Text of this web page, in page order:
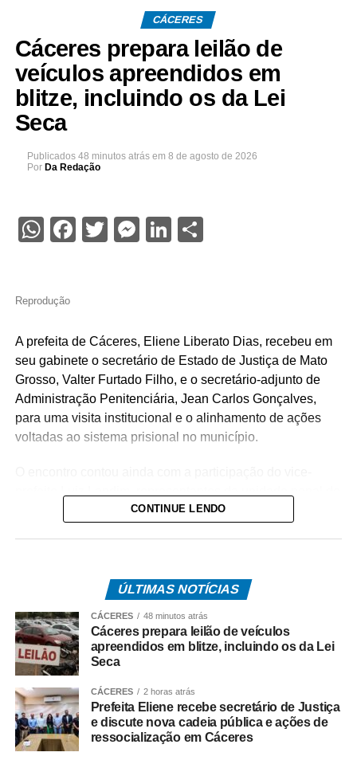
CÁCERES
Cáceres prepara leilão de
veículos apreendidos em
blitze, incluindo os da Lei
Seca
Publicados 48 minutos atrás em 8 de agosto de 2026
Por Da Redação
WhatsApp
Facebook
Twitter
Messenger
LinkedIn
Share
Reprodução
A prefeita de Cáceres, Eliene Liberato Dias, recebeu em
seu gabinete o secretário de Estado de Justiça de Mato
Grosso, Valter Furtado Filho, e o secretário-adjunto de
Administração Penitenciária, Jean Carlos Gonçalves,
para uma visita institucional e o alinhamento de ações
voltadas ao sistema prisional no município.
Cáceres e secretários municipais.
empreendimento que deverá ampliar e modernizar a
estrutura penitenciária do município, proporcionando
melhores condições de funcionamento do sistema e
fortalecendo as políticas de segurança pública na região.
Durante a reunião, os representantes do Governo de
Mato Grosso também reforçaram a importância das
políticas de ressocialização, qualificação profissional e
preparação para o mercado de trabalho destinadas às
pessoas privadas de liberdade e aos egressos do
CONTINUE LENDO
ÚLTIMAS NOTÍCIAS
CÁCERES 48 minutos atrás
Cáceres prepara leilão de veículos
apreendidos em blitze, incluindo os da Lei
Seca
CÁCERES 2 horas atrás
Prefeita Eliene recebe secretário de Justiça
e discute nova cadeia pública e ações de
ressocialização em Cáceres